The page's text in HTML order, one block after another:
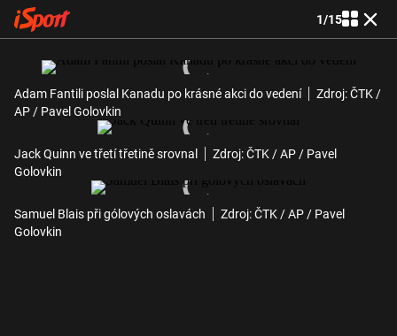
1/15
Adam Fantili poslal Kanadu po krásné akci do vedení
Zdroj: ČTK /
AP / Pavel Golovkin
Jack Quinn ve třetí třetině srovnal
Zdroj: ČTK / AP / Pavel
Golovkin
Samuel Blais při gólových oslavách
Zdroj: ČTK / AP / Pavel
Golovkin